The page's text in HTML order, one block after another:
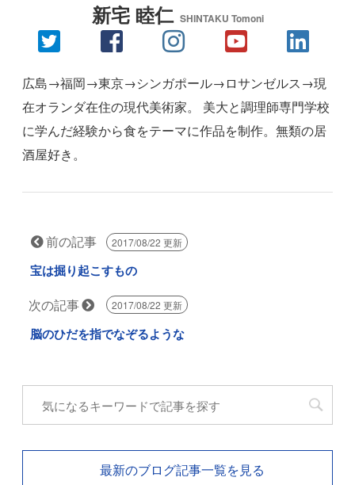
新宅 睦仁 SHINTAKU Tomoni
広島→福岡→東京→シンガポール→ロサンゼルス→現
在オランダ在住の現代美術家。 美大と調理師専門学校
に学んだ経験から食をテーマに作品を制作。無類の居
酒屋好き。
前の記事 2017/08/22 更新
宝は掘り起こすもの
次の記事 2017/08/22 更新
脳のひだを指でなぞるような
最新のブログ記事一覧を見る